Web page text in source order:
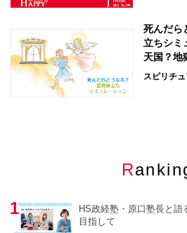
死んだら
立ちシミ
天国？地
スピリチ
HS政経塾・原口塾長と
目指して